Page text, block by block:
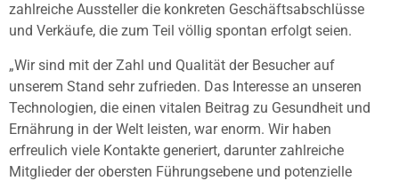
zahlreiche Aussteller die konkreten Geschäftsabschlüsse
und Verkäufe, die zum Teil völlig spontan erfolgt seien.
„Wir sind mit der Zahl und Qualität der Besucher auf
unserem Stand sehr zufrieden. Das Interesse an unseren
Technologien, die einen vitalen Beitrag zu Gesundheit und
Ernährung in der Welt leisten, war enorm. Wir haben
erfreulich viele Kontakte generiert, darunter zahlreiche
Mitglieder der obersten Führungsebene und potenzielle